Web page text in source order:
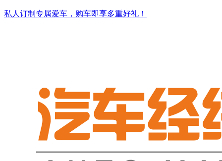
私人订制专属爱车，购车即享多重好礼！